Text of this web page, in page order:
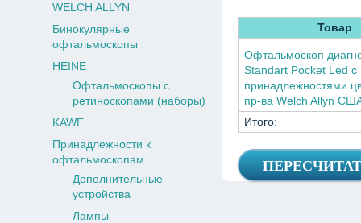
WELCH ALLYN
Бинокулярные
офтальмоскопы
HEINE
Офтальмоскопы с
ретиноскопами (наборы)
KAWE
Принадлежности к
офтальмоскопам
Дополнительные
устройства
Лампы
Товар
Офтальмоскоп
Standart Pocket Led с
принадлежностями
пр-ва Welch Allyn
Итого: